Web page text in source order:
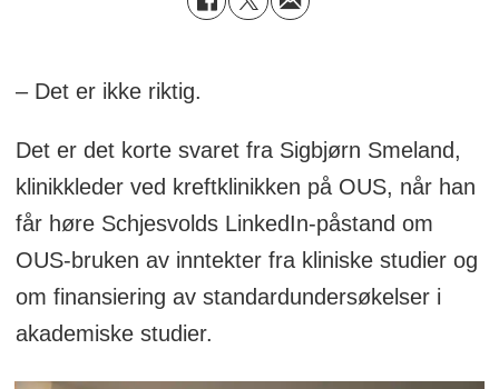
– Det er ikke riktig.
Det er det korte svaret fra Sigbjørn Smeland,
klinikkleder ved kreftklinikken på OUS, når han
får høre Schjesvolds LinkedIn-påstand om
OUS-bruken av inntekter fra kliniske studier og
om finansiering av standardundersøkelser i
akademiske studier.